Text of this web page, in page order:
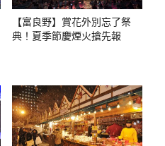
【富良野】賞花外別忘了祭
典！夏季節慶煙火搶先報